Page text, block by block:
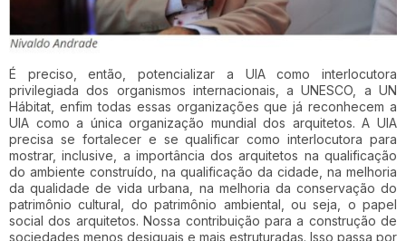
É preciso, então, potencializar a UIA como interlocutora
privilegiada dos organismos internacionais, a UNESCO, a UN
Hábitat, enfim todas essas organizações que já reconhecem a
UIA como a única organização mundial dos arquitetos. A UIA
precisa se fortalecer e se qualificar como interlocutora para
mostrar, inclusive, a importância dos arquitetos na qualificação
do ambiente construído, na qualificação da cidade, na melhoria
da qualidade de vida urbana, na melhoria da conservação do
patrimônio cultural, do patrimônio ambiental, ou seja, o papel
social dos arquitetos. Nossa contribuição para a construção de
sociedades menos desiguais e mais estruturadas. Isso passa por